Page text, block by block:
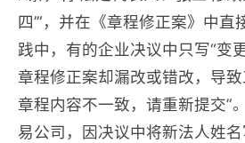
四’”，并在《章程修正案》中直
践中，有的企业决议中只写“变
章程修正案却漏改或错改，导
章程内容不一致，请重新提交”
易公司，因决议中将新法人姓名